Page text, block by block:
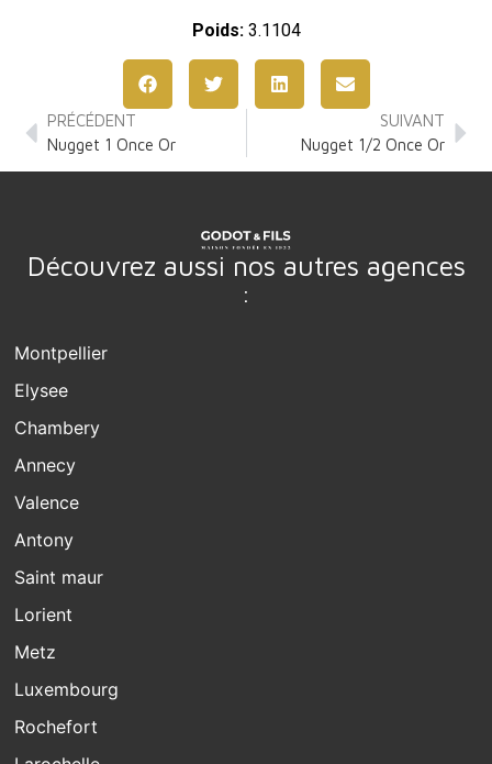
Poids:3.1104
PRÉCÉDENT
Nugget 1 Once Or
SUIVANT
Nugget 1/2 Once Or
Découvrez aussi nos autres agences
:
Montpellier
Elysee
Chambery
Annecy
Valence
Antony
Saint maur
Lorient
Metz
Luxembourg
Rochefort